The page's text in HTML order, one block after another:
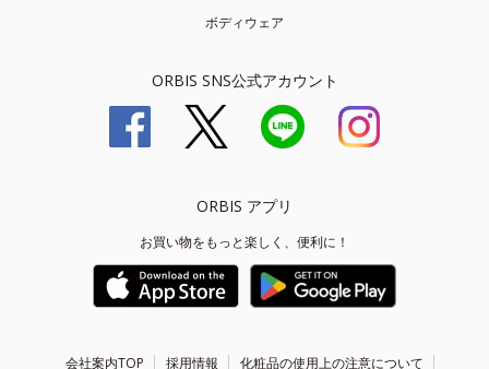
ボディウェア
ORBIS SNS公式アカウント
ORBIS アプリ
お買い物をもっと楽しく、便利に！
会社案内TOP 採用情報 化粧品の使用上の注意について